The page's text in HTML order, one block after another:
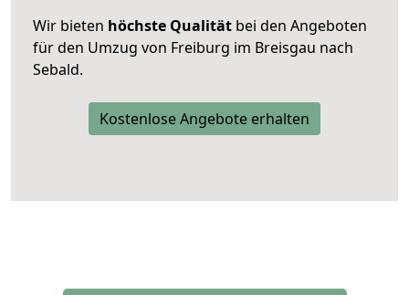
Wir bieten höchste Qualität bei den Angeboten
für den Umzug von Freiburg im Breisgau nach
Sebald.
Kostenlose Angebote erhalten